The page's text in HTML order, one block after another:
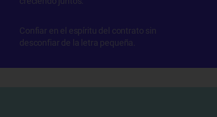
Confiar en el espíritu del contrato sin
desconfiar de la letra pequeña.